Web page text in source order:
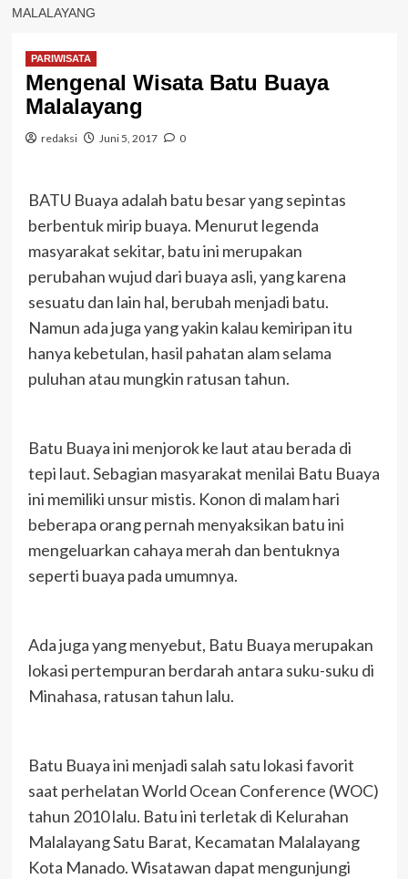
MALALAYANG
PARIWISATA
Mengenal Wisata Batu Buaya
Malalayang
redaksi Juni 5, 2017 0
BATU Buaya adalah batu besar yang sepintas
berbentuk mirip buaya. Menurut legenda
masyarakat sekitar, batu ini merupakan
perubahan wujud dari buaya asli, yang karena
sesuatu dan lain hal, berubah menjadi batu.
Namun ada juga yang yakin kalau kemiripan itu
hanya kebetulan, hasil pahatan alam selama
puluhan atau mungkin ratusan tahun.
Batu Buaya ini menjorok ke laut atau berada di
tepi laut. Sebagian masyarakat menilai Batu Buaya
ini memiliki unsur mistis. Konon di malam hari
beberapa orang pernah menyaksikan batu ini
mengeluarkan cahaya merah dan bentuknya
seperti buaya pada umumnya.
Ada juga yang menyebut, Batu Buaya merupakan
lokasi pertempuran berdarah antara suku-suku di
Minahasa, ratusan tahun lalu.
Batu Buaya ini menjadi salah satu lokasi favorit
saat perhelatan World Ocean Conference (WOC)
tahun 2010 lalu. Batu ini terletak di Kelurahan
Malalayang Satu Barat, Kecamatan Malalayang
Kota Manado. Wisatawan dapat mengunjungi